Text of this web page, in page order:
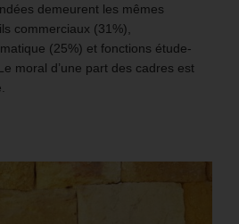
demeurent les mêmes
commerciaux (31%),
(25%) et fonctions étude-
moral d’une part des cadres est